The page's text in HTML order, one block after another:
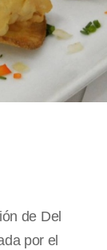
de Del
por el